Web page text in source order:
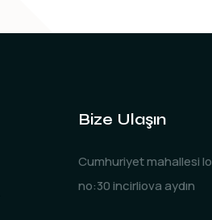
Bize Ulaşın
Cumhuriyet mahallesi
no:30 incirliova aydın